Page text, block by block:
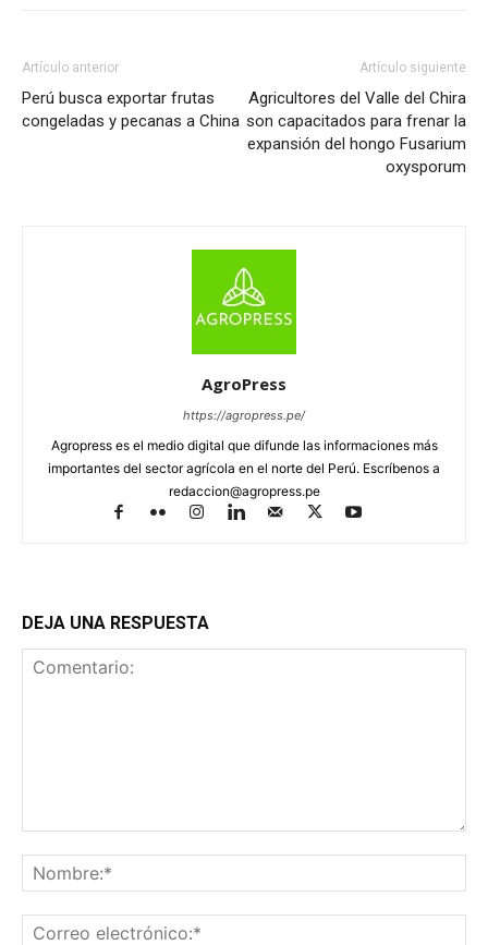
Artículo anterior
Perú busca exportar frutas
congeladas y pecanas a China
Artículo siguiente
Agricultores del Valle del Chira
son capacitados para frenar la
expansión del hongo Fusarium
oxysporum
AgroPress
https://agropress.pe/
Agropress es el medio digital que difunde las informaciones más
importantes del sector agrícola en el norte del Perú. Escríbenos a
redaccion@agropress.pe
DEJA UNA RESPUESTA